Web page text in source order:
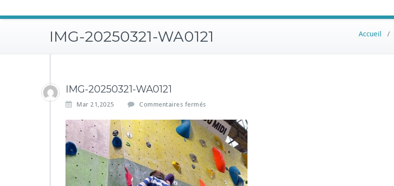
IMG-20250321-WA0121 Accueil /
IMG-20250321-WA0121
Mar 21,2025 Commentaires fermés
r
I
M
G
-
2
0